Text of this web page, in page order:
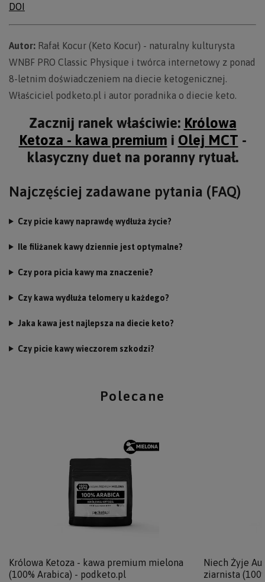
DOI
Autor: Rafał Kocur (Keto Kocur) - naturalny kulturysta
WNBF PRO Classic Physique i twórca internetowy z ponad
8-letnim doświadczeniem na diecie ketogenicznej.
Właściciel podketo.pl i autor poradnika o diecie keto.
Zacznij ranek właściwie: Królowa
Ketoza - kawa premium i Olej MCT -
klasyczny duet na poranny rytuał.
Najczęściej zadawane pytania (FAQ)
Czy picie kawy naprawdę wydłuża życie?
Ile filiżanek kawy dziennie jest optymalne?
Czy pora picia kawy ma znaczenie?
Czy kawa wydłuża telomery u każdego?
Jaka kawa jest najlepsza na diecie keto?
Czy picie kawy wieczorem szkodzi?
Polecane
Królowa Ketoza - kawa premium mielona
(100% Arabica) - podketo.pl
Niech Żyje
ziarnista